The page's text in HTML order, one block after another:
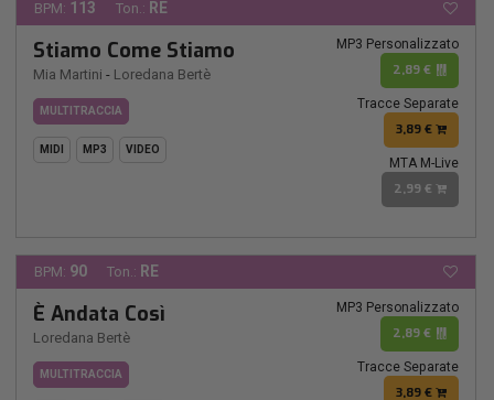
BPM: 113 Ton.: RE
Stiamo Come Stiamo
Mia Martini - Loredana Bertè
MULTITRACCIA
MIDI MP3 VIDEO
MP3 Personalizzato
2,89 €
Tracce Separate
3,89 €
MTA M-Live
2,99 €
BPM: 90 Ton.: RE
È Andata Così
Loredana Bertè
MULTITRACCIA
MP3 Personalizzato
2,89 €
Tracce Separate
3,89 €